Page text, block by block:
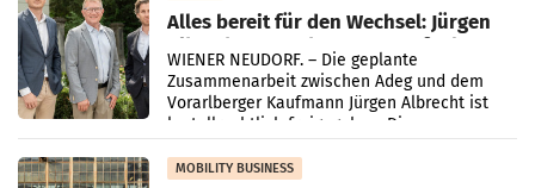
Alles bereit für den Wechsel: Jürgen
Albrecht setzt ab 1.1.2027 auf Adeg
WIENER NEUDORF. – Die geplante
Zusammenarbeit zwischen Adeg und dem
Vorarlberger Kaufmann Jürgen Albrecht ist
kartellrechtlich freigegeben: Die
Bundeswettbewerbsbehörde und der
Bundeskartellanwalt
MOBILITY BUSINESS